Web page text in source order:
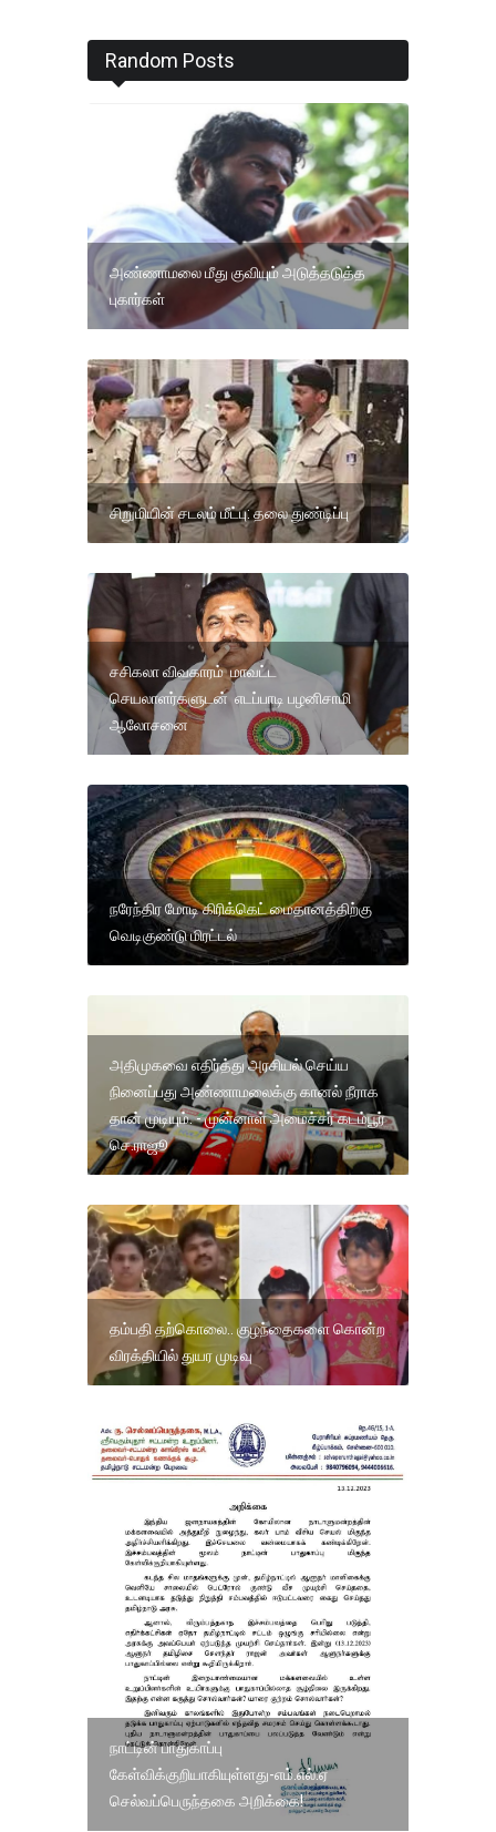
Random Posts
அண்ணாமலை மீது குவியும் அடுத்தடுத்த
புகார்கள்
சிறுமியின் சடலம் மீட்பு: தலை துண்டிப்பு
சசிகலா விவகாரம் மாவட்ட
செயலாளர்களுடன் எடப்பாடி பழனிசாமி
ஆலோசனை
நரேந்திர மோடி கிரிக்கெட் மைதானத்திற்கு
வெடிகுண்டு மிரட்டல்
அதிமுகவை எதிர்த்து அரசியல் செய்ய
நினைப்பது அண்ணாமலைக்கு கானல் நீராக
தான் முடியும். - முன்னாள் அமைச்சர் கடம்பூர்
செ.ராஜூ
தம்பதி தற்கொலை.. குழந்தைகளை கொன்ற
விரக்தியில் துயர முடிவு
நாட்டின் பாதுகாப்பு
கேள்விக்குறியாகியுள்ளது-எம்.எல்.ஏ
செல்வப்பெருந்தகை அறிக்கை!